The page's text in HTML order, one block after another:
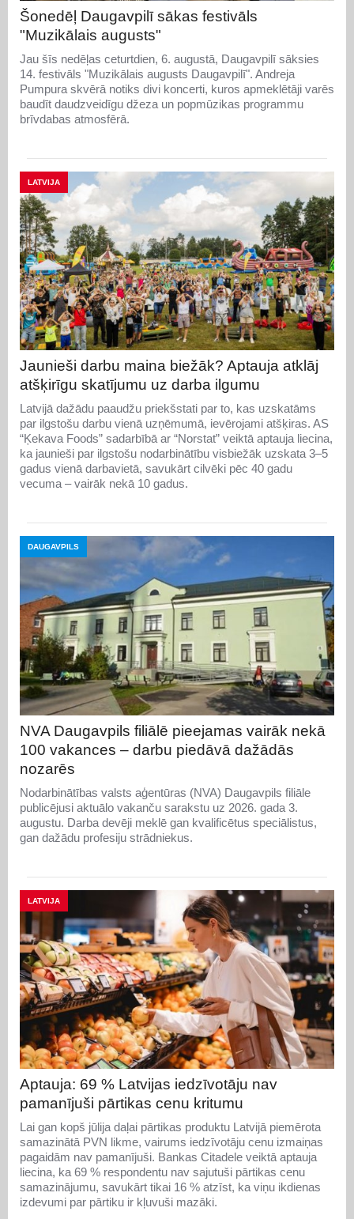
Šonedēļ Daugavpilī sākas festivāls
"Muzikālais augusts"
Jau šīs nedēļas ceturtdien, 6. augustā, Daugavpilī sāksies
14. festivāls "Muzikālais augusts Daugavpilī". Andreja
Pumpura skvērā notiks divi koncerti, kuros apmeklētāji varēs
baudīt daudzveidīgu džeza un popmūzikas programmu
brīvdabas atmosfērā.
LATVIJA
Jaunieši darbu maina biežāk? Aptauja atklāj
atšķirīgu skatījumu uz darba ilgumu
Latvijā dažādu paaudžu priekšstati par to, kas uzskatāms
par ilgstošu darbu vienā uzņēmumā, ievērojami atšķiras. AS
“Ķekava Foods” sadarbībā ar “Norstat” veiktā aptauja liecina,
ka jaunieši par ilgstošu nodarbinātību visbiežāk uzskata 3–5
gadus vienā darbavietā, savukārt cilvēki pēc 40 gadu
vecuma – vairāk nekā 10 gadus.
DAUGAVPILS
NVA Daugavpils filiālē pieejamas vairāk nekā
100 vakances – darbu piedāvā dažādās
nozarēs
Nodarbinātības valsts aģentūras (NVA) Daugavpils filiāle
publicējusi aktuālo vakanču sarakstu uz 2026. gada 3.
augustu. Darba devēji meklē gan kvalificētus speciālistus,
gan dažādu profesiju strādniekus.
LATVIJA
Aptauja: 69 % Latvijas iedzīvotāju nav
pamanījuši pārtikas cenu kritumu
Lai gan kopš jūlija daļai pārtikas produktu Latvijā piemērota
samazinātā PVN likme, vairums iedzīvotāju cenu izmaiņas
pagaidām nav pamanījuši. Bankas Citadele veiktā aptauja
liecina, ka 69 % respondentu nav sajutuši pārtikas cenu
samazinājumu, savukārt tikai 16 % atzīst, ka viņu ikdienas
izdevumi par pārtiku ir kļuvuši mazāki.